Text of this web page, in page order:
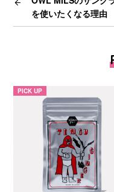
を使いたくなる理由
PICK UP